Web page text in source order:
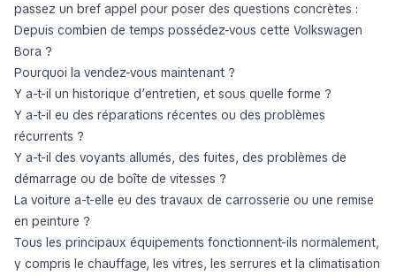
passez un bref appel pour poser des questions concrètes :
Depuis combien de temps possédez-vous cette Volkswagen
Bora ?
Pourquoi la vendez-vous maintenant ?
Y a-t-il un historique d’entretien, et sous quelle forme ?
Y a-t-il eu des réparations récentes ou des problèmes
récurrents ?
Y a-t-il des voyants allumés, des fuites, des problèmes de
démarrage ou de boîte de vitesses ?
La voiture a-t-elle eu des travaux de carrosserie ou une remise
en peinture ?
Tous les principaux équipements fonctionnent-ils normalement,
y compris le chauffage, les vitres, les serrures et la climatisation